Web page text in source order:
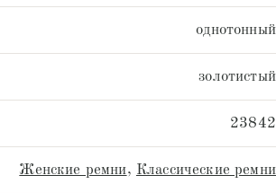
однотонный
золотистый
23842
Женские ремни, Классические ремни